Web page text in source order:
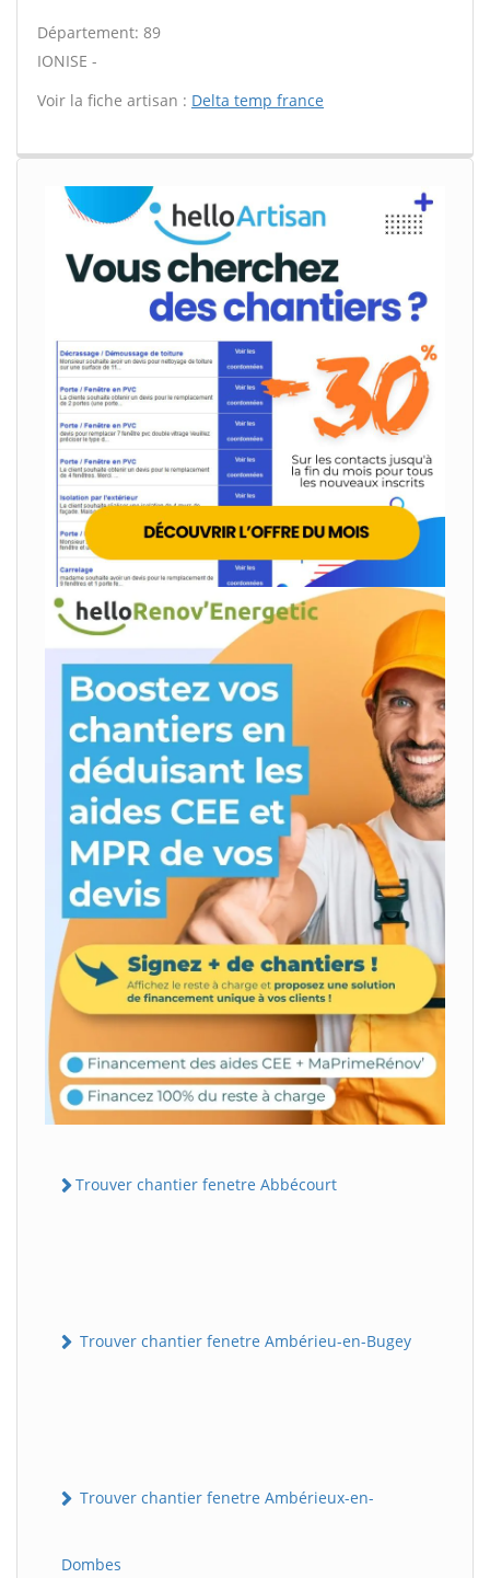
Département: 89
IONISE -
Voir la fiche artisan : Delta temp france
Trouver chantier fenetre Abbécourt
Trouver chantier fenetre Ambérieu-en-Bugey
Trouver chantier fenetre Ambérieux-en-
Dombes